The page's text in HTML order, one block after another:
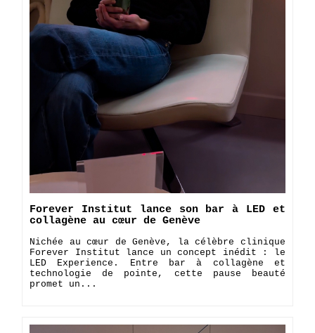
Forever Institut lance son bar à LED et
collagène au cœur de Genève
Nichée au cœur de Genève, la célèbre clinique
Forever Institut lance un concept inédit : le
LED Experience. Entre bar à collagène et
technologie de pointe, cette pause beauté
promet un...